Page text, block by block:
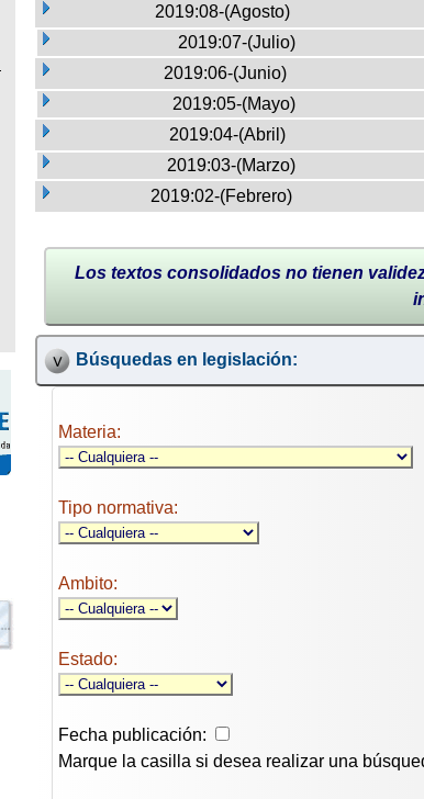
2019:08-(Agosto)
2019:07-(Julio)
2019:06-(Junio)
2019:05-(Mayo)
2019:04-(Abril)
2019:03-(Marzo)
2019:02-(Febrero)
Los textos consolidados no tienen
Búsquedas en legislación:
Materia:
Tipo normativa:
Ambito:
Estado:
Fecha publicación:
Marque la casilla si desea realizar una